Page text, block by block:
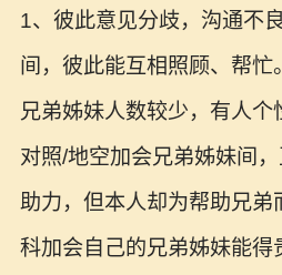
1、彼此意见分歧，沟通不
间，彼此能互相照顾、帮忙
兄弟姊妹人数较少，有人
对照/地空加会兄弟姊妹间
助力，但本人却为帮助兄弟
科加会自己的兄弟姊妹能得